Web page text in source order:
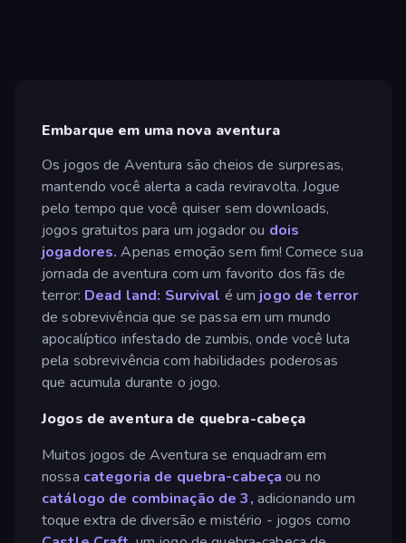
Embarque em uma nova aventura
Os jogos de Aventura são cheios de surpresas,
mantendo você alerta a cada reviravolta. Jogue
pelo tempo que você quiser sem downloads,
jogos gratuitos para um jogador ou dois
jogadores.Apenas emoção sem fim! Comece sua
jornada de aventura com um favorito dos fãs de
terror: Dead land: Survival é um jogo de terror
de sobrevivência que se passa em um mundo
apocalíptico infestado de zumbis, onde você luta
pela sobrevivência com habilidades poderosas
que acumula durante o jogo.
Jogos de aventura de quebra-cabeça
Muitos jogos de Aventura se enquadram em
nossa categoria de quebra-cabeça ou no
catálogo de combinação de 3, adicionando um
toque extra de diversão e mistério - jogos como